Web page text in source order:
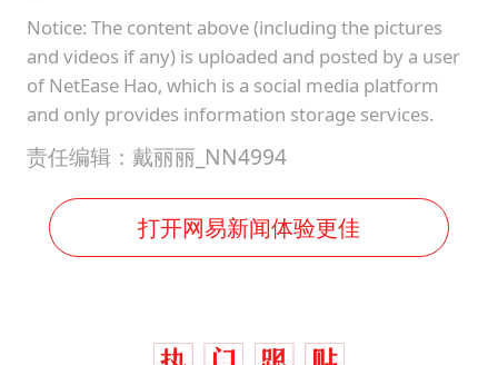
Notice: The content above (including the pictures
and videos if any) is uploaded and posted by a user
of NetEase Hao, which is a social media platform
and only provides information storage services.
责任编辑：戴丽丽_NN4994
打开网易新闻体验更佳